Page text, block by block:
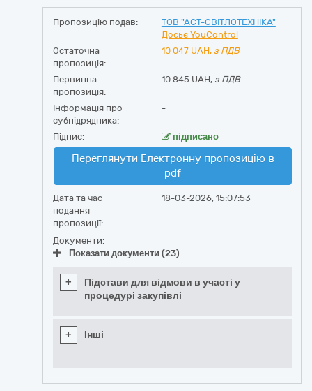
Пропозицію подав:
ТОВ "АСТ-СВІТЛОТЕХНІКА"
Досьє YouControl
Остаточна
пропозиція:
10 047 UAH, з ПДВ
Первинна
пропозиція:
10 845 UAH, з ПДВ
Інформація про
субпідрядника:
-
Підпис: підписано
Переглянути Електронну пропозицію в
pdf
Дата та час
подання
пропозиції:
18-03-2026, 15:07:53
Документи:
Показати документи (23)
+
Підстави для відмови в участі у
процедурі закупівлі
+ Інші